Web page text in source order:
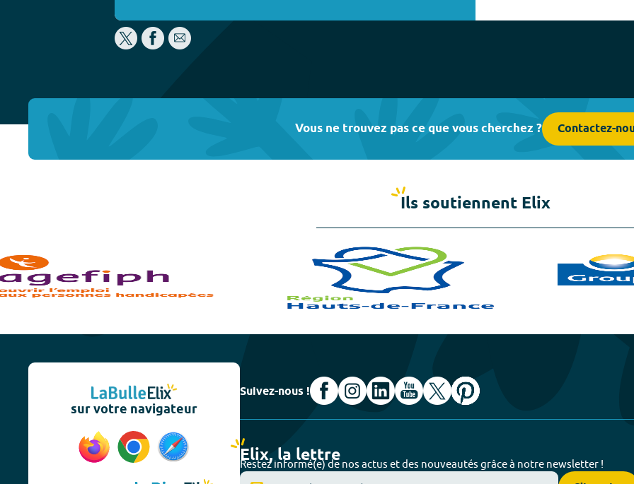
Vous ne trouvez pas ce que vous cherchez ? Contactez-
Ils soutiennent Elix
sur votre navigateur
Suivez-nous !
Elix, la lettre
Restez informé(e) de nos actus et des nouveautés grâce à notre newsletter !